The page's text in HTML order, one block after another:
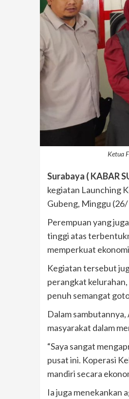
Ketua
Surabaya ( KABAR
kegiatan Launching
Gubeng, Minggu
Perempuan yang
tinggi atas
memperkuat
Kegiatan tersebut
perangkat
penuh semangat
Dalam
masyarakat dalam
“Saya sangat
pusat ini. Koperasi
mandiri secara
Ia juga menekankan